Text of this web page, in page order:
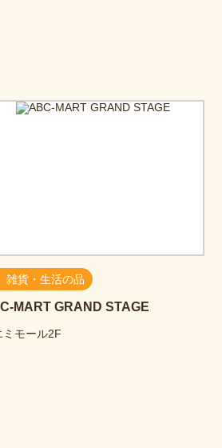
雑貨・生活の品
MART GRAND STAGE
ミモール2F